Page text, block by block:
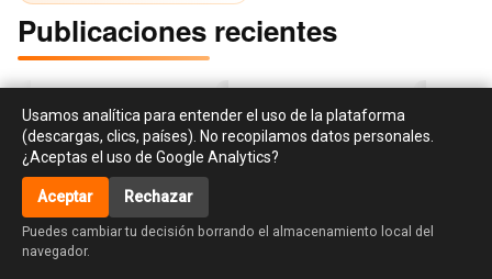
Usamos analítica para entender el uso de la plataforma
(descargas, clics, países). No recopilamos datos personales.
¿Aceptas el uso de Google Analytics?
Aceptar Rechazar
Puedes cambiar tu decisión borrando el almacenamiento local del
navegador.
Publicaciones recientes
Investigación en
‹